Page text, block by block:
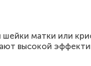
матки или
высокой